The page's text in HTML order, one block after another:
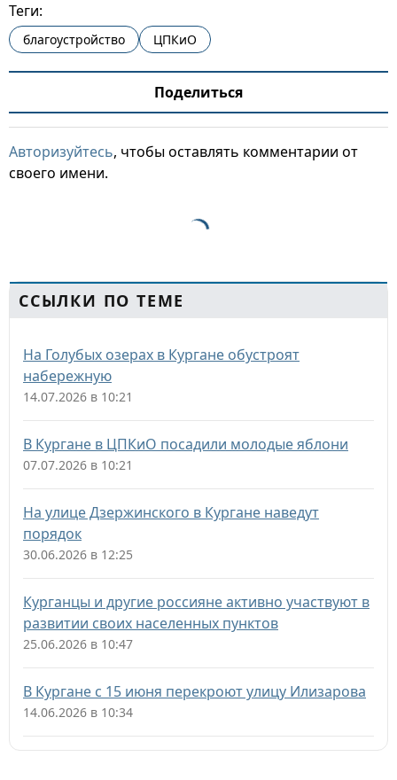
Теги:
благоустройство ЦПКиО
Поделиться
Авторизуйтесь, чтобы оставлять комментарии от
своего имени.
ССЫЛКИ ПО ТЕМЕ
На Голубых озерах в Кургане обустроят
набережную
14.07.2026 в 10:21
В Кургане в ЦПКиО посадили молодые яблони
07.07.2026 в 10:21
На улице Дзержинского в Кургане наведут
порядок
30.06.2026 в 12:25
Курганцы и другие россияне активно участвуют в
развитии своих населенных пунктов
25.06.2026 в 10:47
В Кургане с 15 июня перекроют улицу Илизарова
14.06.2026 в 10:34